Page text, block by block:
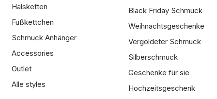
Halsketten
Fußkettchen
Schmuck Anhänger
Accessories
Outlet
Alle styles
Black Friday Schmuck
Weihnachtsgeschenke
Vergoldeter Schmuck
Silberschmuck
Geschenke für sie
Hochzeitsgeschenk